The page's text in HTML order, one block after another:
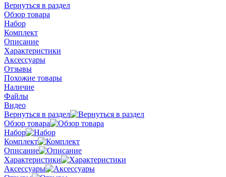
Вернуться в раздел
Обзор товара
Набор
Комплект
Описание
Характеристики
Аксессуары
Отзывы
Похожие товары
Наличие
Файлы
Видео
Вернуться в раздел
Обзор товара
Набор
Комплект
Описание
Характеристики
Аксессуары